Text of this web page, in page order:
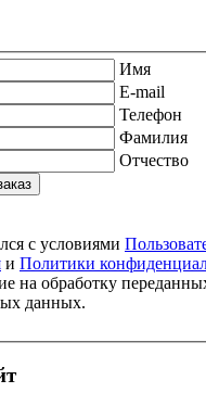
Имя
E-mail
Телефон
Фамилия
Отчество
с условиями
и Политики
на обработку
данных.